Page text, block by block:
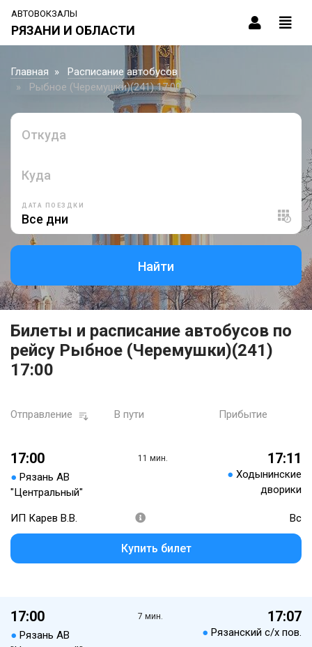
АВТОВОКЗАЛЫ
РЯЗАНИ И ОБЛАСТИ
Главная
Расписание автобусов
Рыбное (Черемушки)(241) 17:00
Откуда
Куда
ДАТА ПОЕЗДКИ
Найти
Билеты и расписание автобусов по
рейсу Рыбное (Черемушки)(241)
17:00
Отправление В пути Прибытие
17:00
● Рязань АВ
"Центральный"
11 мин. 17:11
● Ходынинские
дворики
ИП Карев В.В. Вс
Купить билет
17:00
● Рязань АВ
7 мин. 17:07
● Рязанский с/х пов.